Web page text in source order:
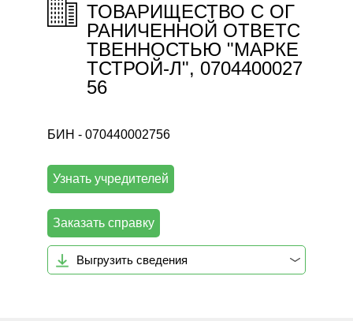
ТОВАРИЩЕСТВО С ОГ
РАНИЧЕННОЙ ОТВЕТС
ТВЕННОСТЬЮ "МАРКЕ
ТСТРОЙ-Л", 0704400027
56
БИН - 070440002756
Узнать учредителей
Заказать справку
Выгрузить сведения